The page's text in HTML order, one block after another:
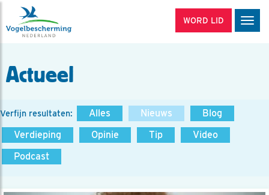
WORD LID
Actueel
Verfijn resultaten: Alles Nieuws
Blog
Verdieping
Opinie Tip
Video
Podcast